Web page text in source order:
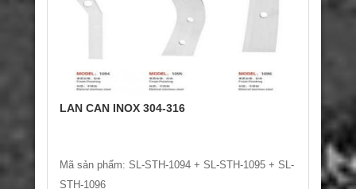
LAN CAN INOX 304-316
Mã sản phẩm: SL-STH-1094 + SL-STH-1095 + SL-
STH-1096